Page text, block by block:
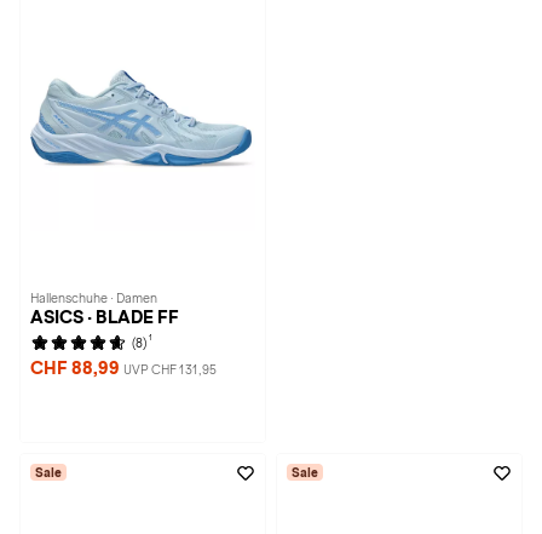
Hallenschuhe · Damen
ASICS · BLADE FF
(8) 1
CHF 88,99 UVP CHF 131,95
Sale Sale